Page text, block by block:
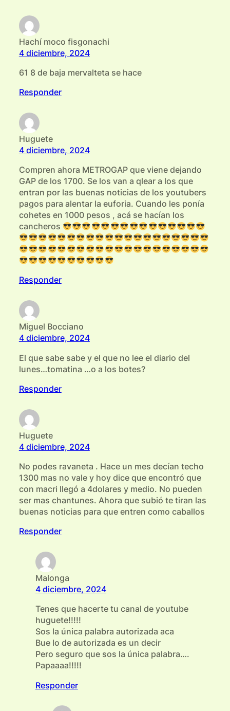
Hachí moco fisgonachi
4 diciembre, 2024
61 8 de baja mervalteta se hace
Responder
Huguete
4 diciembre, 2024
Compren ahora METROGAP que viene dejando
GAP de los 1700. Se los van a qlear a los que
entran por las buenas noticias de los youtubers
pagos para alentar la euforia. Cuando les ponía
cohetes en 1000 pesos , acá se hacían los
cancheros
Responder
Miguel Bocciano
4 diciembre, 2024
El que sabe sabe y el que no lee el diario del
lunes…tomatina …o a los botes?
Responder
Huguete
4 diciembre, 2024
No podes ravaneta . Hace un mes decían techo
1300 mas no vale y hoy dice que encontró que
con macri llegó a 4dolares y medio. No pueden
ser mas chantunes. Ahora que subió te tiran las
buenas noticias para que entren como caballos
Responder
Malonga
4 diciembre, 2024
Tenes que hacerte tu canal de youtube
huguete!!!!!
Sos la única palabra autorizada aca
Bue lo de autorizada es un decir
Pero seguro que sos la única palabra….
Papaaaa!!!!!
Responder